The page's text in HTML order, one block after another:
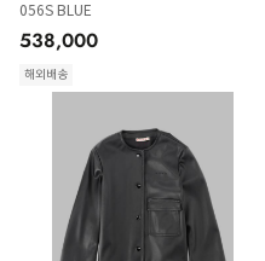
056S BLUE
538,000
해외배송